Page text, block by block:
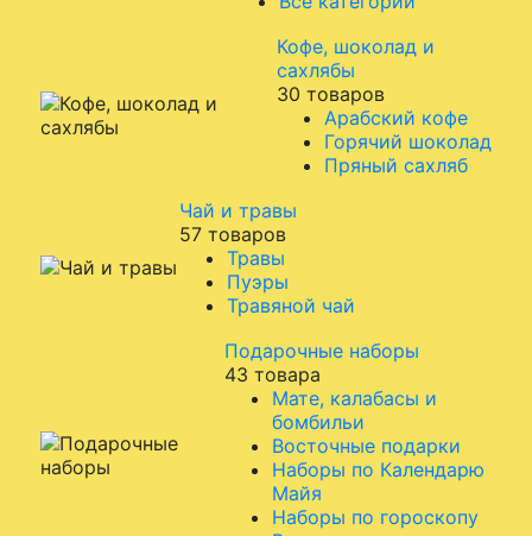
Кофе, шоколад и
сахлябы
30 товаров
Арабский кофе
Горячий шоколад
Пряный сахляб
Чай и травы
57 товаров
Травы
Пуэры
Травяной чай
Подарочные наборы
43 товара
Мате, калабасы и
бомбильи
Восточные подарки
Наборы по Календарю
Майя
Наборы по гороскопу